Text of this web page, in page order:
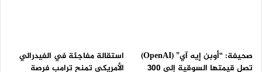
صحيفة: “أوبن إيه آي” (OpenAI)
تصل قيمتها السوقية إلى 300
استقالة مفاجئة في الفيدرالي
الأمريكي تمنح ترامب فرصة